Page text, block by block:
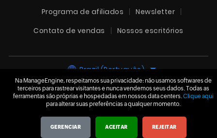
Programa de afiliados
Newsletter
Contato de vendas
Nossos escritórios
Brazil (Português)
Zoho Corporation Pvt. Ltd.Todos os direitos
reservados.
Na ManageEngine, respeitamos sua privacidade: não usamos softwares de
terceiros para rastrear visitantes e nunca vendemos seus dados. Todas as
ferramentas são próprias e hospedadas em nossos data centers.Clique aqui
para alterar suas preferências a qualquer momento.
GERENCIAR ACEITAR REJEITAR